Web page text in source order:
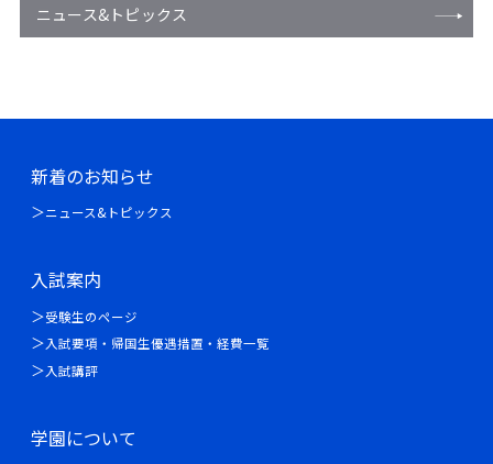
ニュース&トピックス
新着のお知らせ
ニュース&トピックス
入試案内
受験生のページ
入試要項・帰国生優遇措置・経費一覧
入試講評
学園について